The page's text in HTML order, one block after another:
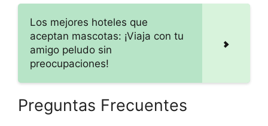
Los mejores hoteles que
aceptan mascotas: ¡Viaja con tu
amigo peludo sin
preocupaciones!
Preguntas Frecuentes